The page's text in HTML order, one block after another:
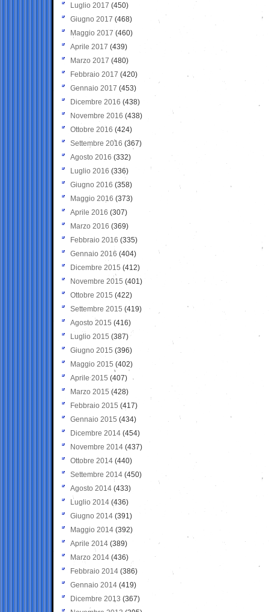
Luglio 2017 (450)
Giugno 2017 (468)
Maggio 2017 (460)
Aprile 2017 (439)
Marzo 2017 (480)
Febbraio 2017 (420)
Gennaio 2017 (453)
Dicembre 2016 (438)
Novembre 2016 (438)
Ottobre 2016 (424)
Settembre 2016 (367)
Agosto 2016 (332)
Luglio 2016 (336)
Giugno 2016 (358)
Maggio 2016 (373)
Aprile 2016 (307)
Marzo 2016 (369)
Febbraio 2016 (335)
Gennaio 2016 (404)
Dicembre 2015 (412)
Novembre 2015 (401)
Ottobre 2015 (422)
Settembre 2015 (419)
Agosto 2015 (416)
Luglio 2015 (387)
Giugno 2015 (396)
Maggio 2015 (402)
Aprile 2015 (407)
Marzo 2015 (428)
Febbraio 2015 (417)
Gennaio 2015 (434)
Dicembre 2014 (454)
Novembre 2014 (437)
Ottobre 2014 (440)
Settembre 2014 (450)
Agosto 2014 (433)
Luglio 2014 (436)
Giugno 2014 (391)
Maggio 2014 (392)
Aprile 2014 (389)
Marzo 2014 (436)
Febbraio 2014 (386)
Gennaio 2014 (419)
Dicembre 2013 (367)